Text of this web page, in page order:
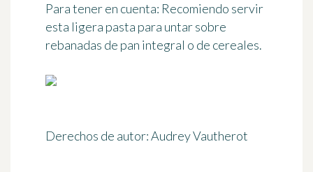
Para tener en cuenta: Recomiendo servir
esta ligera pasta para untar sobre
rebanadas de pan integral o de cereales.
Derechos de autor: Audrey Vautherot